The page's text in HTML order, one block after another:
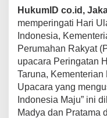
HukumID co.id,
memperingati Hari
Indonesia,
Perumahan Rakyat
upacara Peringatan
Taruna,
Upacara yang
Indonesia Maju” ini
Madya dan Pratama